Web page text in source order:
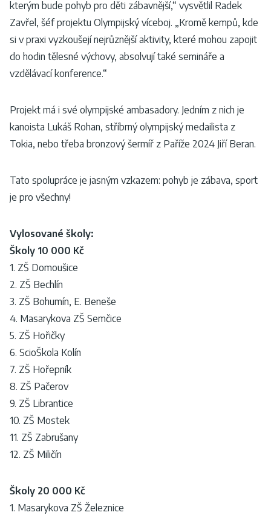
kterým bude pohyb pro děti zábavnější,“ vysvětlil Radek
Zavřel, šéf projektu Olympijský víceboj. „Kromě kempů, kde
si v praxi vyzkoušejí nejrůznější aktivity, které mohou zapojit
do hodin tělesné výchovy, absolvují také semináře a
vzdělávací konference.“
Projekt má i své olympijské ambasadory. Jedním z nich je
kanoista Lukáš Rohan, stříbrný olympijský medailista z
Tokia, nebo třeba bronzový šermíř z Paříže 2024 Jiří Beran.
Tato spolupráce je jasným vzkazem: pohyb je zábava, sport
je pro všechny!
Vylosované školy:
Školy 10 000 Kč
1. ZŠ Domoušice
2. ZŠ Bechlín
3. ZŠ Bohumín, E. Beneše
4. Masarykova ZŠ Semčice
5. ZŠ Hořičky
6. ScioŠkola Kolín
7. ZŠ Hořepník
8. ZŠ Pačerov
9. ZŠ Librantice
10. ZŠ Mostek
11. ZŠ Zabrušany
12. ZŠ Miličín
Školy 20 000 Kč
1. Masarykova ZŠ Železnice